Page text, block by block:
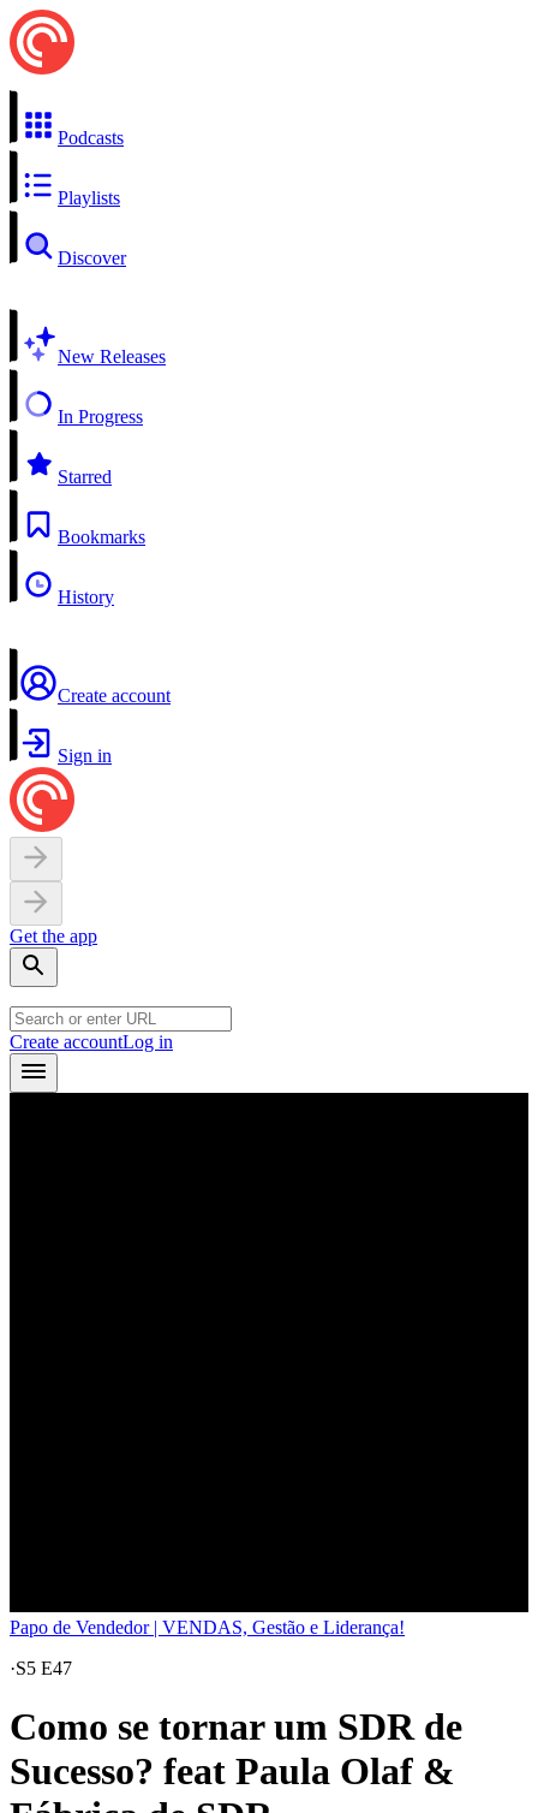
Podcasts
Playlists
Discover
New Releases
In Progress
Starred
Bookmarks
History
Create account
Sign in
Get the app
Create accountLog in
Papo de Vendedor | VENDAS, Gestão e Liderança!
·S5 E47
Como se tornar um SDR de
Sucesso? feat Paula Olaf &